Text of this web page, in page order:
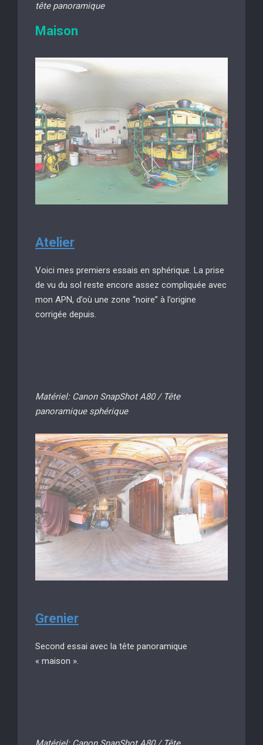
tête panoramique
Maison
Atelier
Voici mes premiers essais en sphérique. La prise
de vu du sol reste encore assez compliquée avec
mon APN, d’où une zone “noire” à l’origine
corrigée depuis.
Matériel: Canon SnapShot A80 / Tête
panoramique sphérique
Grenier
Second essai avec la tête panoramique
« maison ».